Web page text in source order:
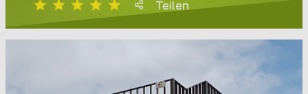
Teilen